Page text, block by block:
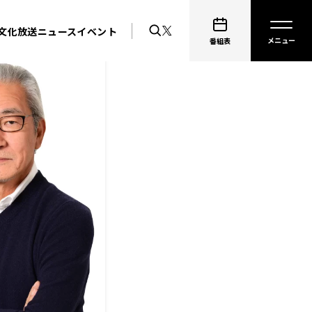
化放送ニュースイベント
番組表